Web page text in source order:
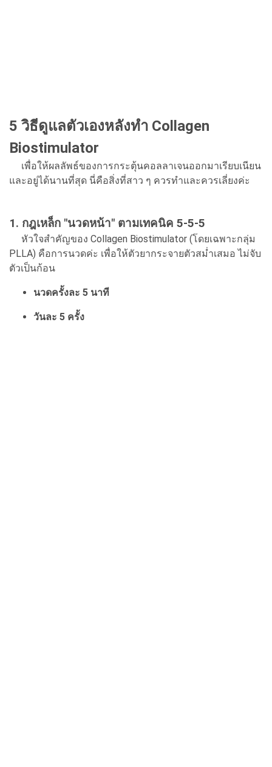
5 วิธีดูแลตัวเองหลังทำ Collagen
Biostimulator
เพื่อให้ผลลัพธ์ของการกระตุ้นคอลลาเจนออกมาเรียบเนียน
และอยู่ได้นานที่สุด นี่คือสิ่งที่สาว ๆ ควรทำและควรเลี่ยงค่ะ
1. กฎเหล็ก "นวดหน้า" ตามเทคนิค 5-5-5
หัวใจสำคัญของ Collagen Biostimulator (โดยเฉพาะกลุ่ม
PLLA) คือการนวดค่ะ เพื่อให้ตัวยากระจายตัวสม่ำเสมอ ไม่จับ
ตัวเป็นก้อน
นวดครั้งละ 5 นาที
วันละ 5 ครั้ง